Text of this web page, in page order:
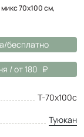
70х100 см,
бесплатно
/ от 180
Т-70х100с
Туюкан